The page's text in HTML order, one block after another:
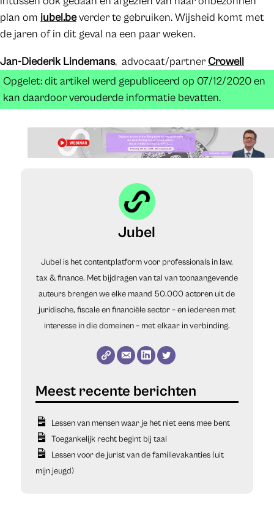
plan om iubel.beverder te gebruiken. Wijsheid komt met
de jaren of in dit geval na een paar weken.
Jan-Diederik Lindemans, advocaat/partner Crowell
Opgelet: dit artikel werd gepubliceerd op 07/12/2020 en
kan daardoor verouderde informatie bevatten.
Jubel
Jubel is het contentplatform voor professionals in law,
tax & finance. Met bijdragen van tal van toonaangevende
auteurs brengen we elke maand 50.000 actoren uit de
juridische, fiscale en financiële sector – en iedereen met
interesse in die domeinen – met elkaar in verbinding.
Lessen van mensen waar je het niet eens mee bent
Toegankelijk recht begint bij taal
Lessen voor de jurist van de familievakanties (uit
mijn jeugd)